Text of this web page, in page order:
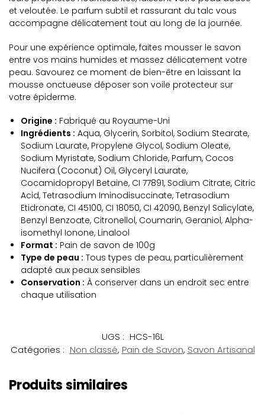
et veloutée. Le parfum subtil et rassurant du talc vous
accompagne délicatement tout au long de la journée.
Pour une expérience optimale, faites mousser le savon
entre vos mains humides et massez délicatement votre
peau. Savourez ce moment de bien-être en laissant la
mousse onctueuse déposer son voile protecteur sur
votre épiderme.
Origine : Fabriqué au Royaume-Uni
Ingrédients : Aqua, Glycerin, Sorbitol, Sodium Stearate,
Sodium Laurate, Propylene Glycol, Sodium Oleate,
Sodium Myristate, Sodium Chloride, Parfum, Cocos
Nucifera (Coconut) Oil, Glyceryl Laurate,
Cocamidopropyl Betaine, CI 77891, Sodium Citrate, Citric
Acid, Tetrasodium Iminodisuccinate, Tetrasodium
Etidronate, CI 45100, CI 18050, CI 42090, Benzyl Salicylate,
Benzyl Benzoate, Citronellol, Coumarin, Geraniol, Alpha-
isomethyl Ionone, Linalool
Format : Pain de savon de 100g
Type de peau : Tous types de peau, particulièrement
adapté aux peaux sensibles
Conservation : À conserver dans un endroit sec entre
chaque utilisation
UGS : HCS-16L
Catégories : Non classé, Pain de Savon, Savon Artisanal
Produits similaires